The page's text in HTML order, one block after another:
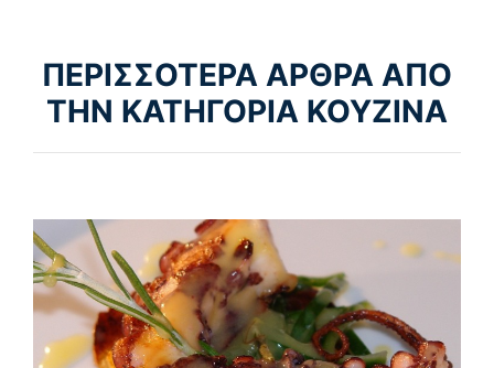
ΠΕΡΙΣΣΟΤΕΡΑ ΑΡΘΡΑ ΑΠΟ
ΤΗΝ ΚΑΤΗΓΟΡΙΑ ΚΟΥΖΙΝΑ